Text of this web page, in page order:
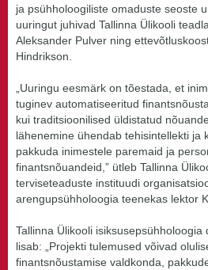
ja psühholoogiliste omaduste seoste
uuringut juhivad Tallinna Ülikooli
Aleksander Pulver ning
Hindrikson.
„Uuringu eesmärk on tõestada, et
tuginev automatiseeritud
kui traditsioonilised üldistatud
lähenemine ühendab tehisintellekti ja
pakkuda inimestele paremaid ja
finantsnõuandeid,” ütleb Tallinna
terviseteaduste instituudi
arengupsühholoogia teenekas lektor
Tallinna Ülikooli isiksusepsühholoogia
lisab: „Projekti tulemused võivad
finantsnõustamise valdkonda,